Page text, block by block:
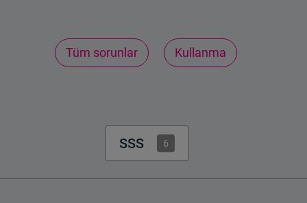
Tüm sorunlar Kullanma
SSS 6